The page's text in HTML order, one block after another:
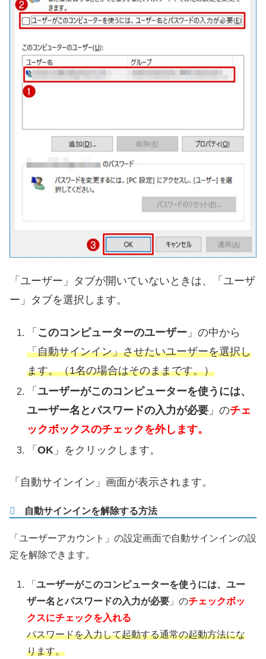
「ユーザー」タブが開いていないときは、「ユーザ
ー」タブを選択します。
「 このコンピューターのユーザー 」の中から
「自動サインイン」させたいユーザーを選択し
ます。（1名の場合はそのままです。）
「ユーザーがこのコンピューターを使うには、
ユーザー名とパスワードの入力が必要 」のチェ
ックボックスのチェックを外します。
「OK 」をクリックします。
「自動サインイン」画面が表示されます。
自動サインインを解除する方法
「ユーザーアカウント」の設定画面で自動サインインの設
定を解除できます。
「ユーザーがこのコンピューターを使うには、ユー
ザー名とパスワードの入力が必要 」のチェックボッ
クスにチェックを入れる
パスワードを入力して起動する通常の起動方法にな
ります。